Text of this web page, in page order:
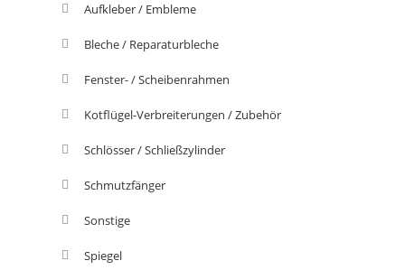
Aufkleber / Embleme
Bleche / Reparaturbleche
Fenster- / Scheibenrahmen
Kotflügel-Verbreiterungen / Zubehör
Schlösser / Schließzylinder
Schmutzfänger
Sonstige
Spiegel